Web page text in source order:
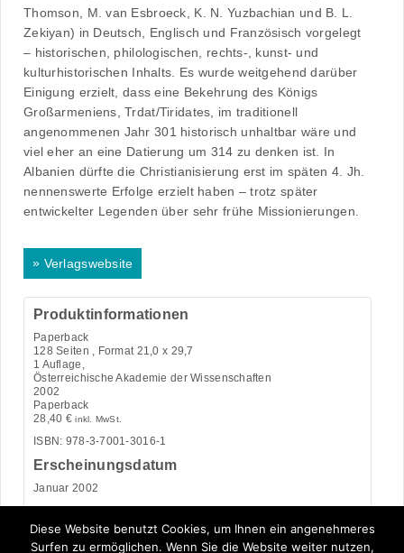
Thomson, M. van Esbroeck, K. N. Yuzbachian und B. L.
Zekiyan) in Deutsch, Englisch und Französisch vorgelegt
– historischen, philologischen, rechts-, kunst- und
kulturhistorischen Inhalts. Es wurde weitgehend darüber
Einigung erzielt, dass eine Bekehrung des Königs
Großarmeniens, Trdat/Tiridates, im traditionell
angenommenen Jahr 301 historisch unhaltbar wäre und
viel eher an eine Datierung um 314 zu denken ist. In
Albanien dürfte die Christianisierung erst im späten 4. Jh.
nennenswerte Erfolge erzielt haben – trotz später
entwickelter Legenden über sehr frühe Missionierungen.
» Verlagswebsite
Produktinformationen
Paperback
128 Seiten , Format 21,0 x 29,7
1 Auflage,
Österreichische Akademie der Wissenschaften
2002
Paperback
28,40 € inkl. MwSt.
ISBN: 978-3-7001-3016-1
Erscheinungsdatum
Januar 2002
Kategorie: Geschichte
Diese Website benutzt Cookies, um Ihnen ein angenehmeres
Surfen zu ermöglichen. Wenn Sie die Website weiter nutzen,